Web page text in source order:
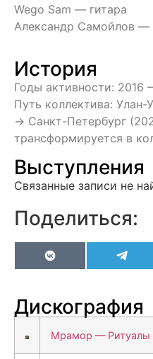
Wego Sam — гитара
Александр Самойлов —
История
Годы активности: 2016
Путь коллектива:
-> Санкт-Петербург
трансформируется в
Выступления
Связанные записи не
Поделиться:
VK
Дискография
Мрамор — Ритуалы